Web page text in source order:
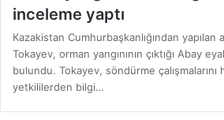
inceleme yaptı
Kazakistan Cumhurbaşkanlığından yapılan
Tokayev, orman yangınının çıktığı Abay
bulundu. Tokayev, söndürme
yetkililerden bilgi…